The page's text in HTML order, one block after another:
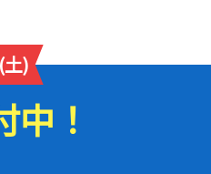
)
！